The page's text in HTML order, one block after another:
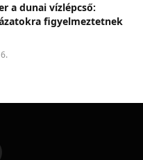
a dunai vízlépcső:
figyelmeztetnek